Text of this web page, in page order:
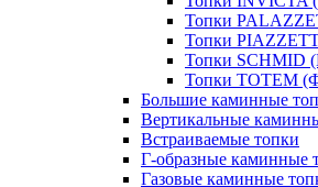
Топки
Топки
Топки SCHMID
Топки TOTEM
Большие каминные
Вертикальные
Встраиваемые топки
Г-образные каминные
Газовые каминные